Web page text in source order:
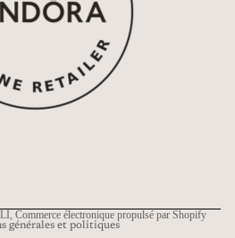
, Commerce électronique propulsé par Shopify
générales et politiques